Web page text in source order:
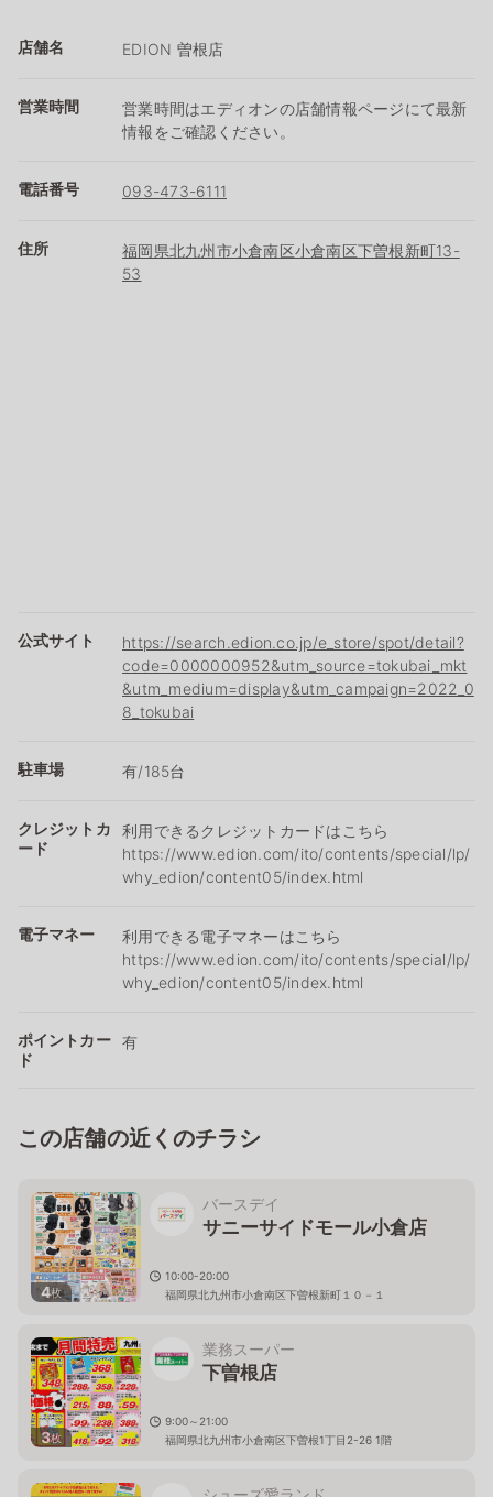
店舗名 EDION 曽根店
営業時間
営業時間はエディオンの店舗情報ページにて最新
情報をご確認ください。
電話番号 093-473-6111
住所
福岡県北九州市小倉南区小倉南区下曽根新町13-
53
公式サイト
https://search.edion.co.jp/e_store/spot/detail?
code=0000000952&utm_source=tokubai_mkt
&utm_medium=display&utm_campaign=2022_0
8_tokubai
駐車場 有/185台
クレジットカ
ード
利用できるクレジットカードはこちら
https://www.edion.com/ito/contents/special/lp/
why_edion/content05/index.html
電子マネー
利用できる電子マネーはこちら
https://www.edion.com/ito/contents/special/lp/
why_edion/content05/index.html
ポイントカー
ド
有
この店舗の近くのチラシ
4枚
バースデイ
サニーサイドモール小倉店
10:00-20:00
福岡県北九州市小倉南区下曽根新町１０－１
3枚
業務スーパー
下曽根店
9:00～21:00
福岡県北九州市小倉南区下曽根1丁目2-26 1階